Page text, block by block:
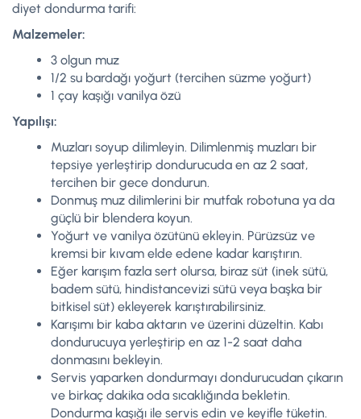
diyet dondurma tarifi:
Malzemeler:
3 olgun muz
1/2 su bardağı yoğurt (tercihen süzme yoğurt)
1 çay kaşığı vanilya özü
Yapılışı:
Muzları soyup dilimleyin. Dilimlenmiş muzları bir
tepsiye yerleştirip dondurucuda en az 2 saat,
tercihen bir gece dondurun.
Donmuş muz dilimlerini bir mutfak robotuna ya da
güçlü bir blendera koyun.
Yoğurt ve vanilya özütünü ekleyin. Pürüzsüz ve
kremsi bir kıvam elde edene kadar karıştırın.
Eğer karışım fazla sert olursa, biraz süt (inek sütü,
badem sütü, hindistancevizi sütü veya başka bir
bitkisel süt) ekleyerek karıştırabilirsiniz.
Karışımı bir kaba aktarın ve üzerini düzeltin. Kabı
dondurucuya yerleştirip en az 1-2 saat daha
donmasını bekleyin.
Servis yaparken dondurmayı dondurucudan çıkarın
ve birkaç dakika oda sıcaklığında bekletin.
Dondurma kaşığı ile servis edin ve keyifle tüketin.